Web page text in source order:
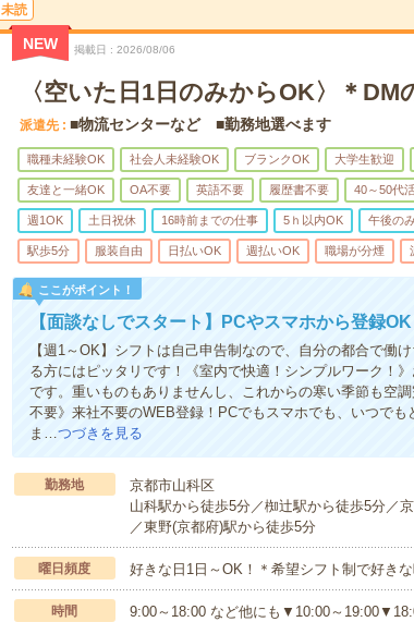
未読
NEW 掲載日 2026/08/06
〈空いた日1日のみからOK〉＊DM
派遣先 ■物流センターなど ■勤務地選べます
職種未経験OK 社会人未経験OK ブランクOK 大学生歓迎
友達と一緒OK OA不要 英語不要 履歴書不要 40～50代
週1OK 土日祝休 16時前までの仕事 5ｈ以内OK 午後の
駅歩5分 服装自由 日払いOK 週払いOK 職場が分煙
ここがポイント！
【面談なしでスタート】PCやスマホから登録
【週1～OK】シフトは自己申告制なので、自分の都合で働
る方にはピッタリです！《室内で快適！シンプルワーク！
です。重いものもありませんし、これからの寒い季節も空
不要》来社不要のWEB登録！PCでもスマホでも、いつで
ま…つづきを見る
勤務地
京都市山科区
山科駅から徒歩5分／椥辻駅から徒歩5分／
／東野(京都府)駅から徒歩5分
曜日頻度 好きな日1日～OK！＊希望シフト制で好きな
時間
9:00～18:00 など他にも▼10:00～